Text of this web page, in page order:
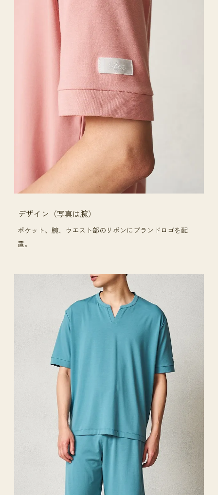
デザイン（写真は腕）
ポケット、腕、ウエスト部のリボンにブランドロゴを配
置。